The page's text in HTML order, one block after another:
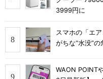
3999円に
スマホの「エ
がちな“水没”
WAON POINT